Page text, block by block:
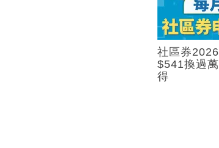
社區券
$541換過
得